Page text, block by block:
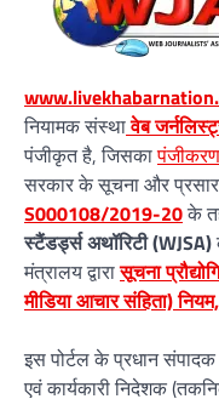
नियामक संस्थावेब
पंजीकृत है, जिसका
सरकार के सूचना और
S000108/2019-20के
स्टैंडर्ड्स अथॉरिटी (WJSA)
मंत्रालय द्वारासूचना
मीडिया आचार संहिता)
इस पोर्टल के प्रधान
एवं कार्यकारी निदेशक